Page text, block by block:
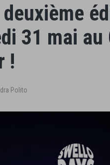
31 mai au
!
Polito